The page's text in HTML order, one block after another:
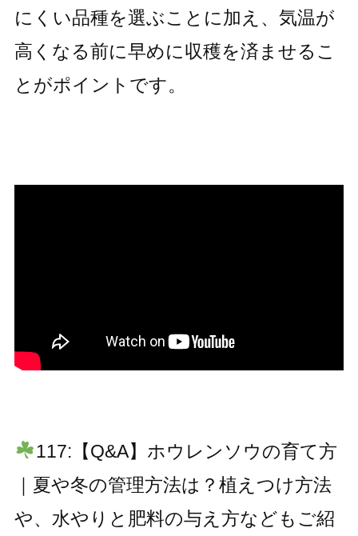
にくい品種を選ぶことに加え、気温が
高くなる前に早めに収穫を済ませるこ
とがポイントです。
117:【Q&A】ホウレンソウの育て方
｜夏や冬の管理方法は？植えつけ方法
や、水やりと肥料の与え方などもご紹